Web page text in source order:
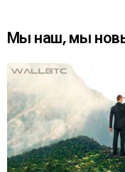
Мы наш, мы